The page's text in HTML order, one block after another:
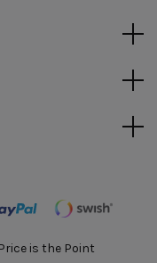
is the Point